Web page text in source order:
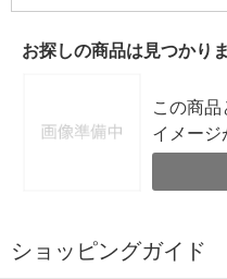
お探しの商品は見つかり
この商品
イメージ
ショッピングガイド